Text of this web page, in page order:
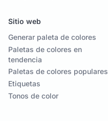
Sitio web
Generar paleta de colores
Paletas de colores en
tendencia
Paletas de colores populares
Etiquetas
Tonos de color